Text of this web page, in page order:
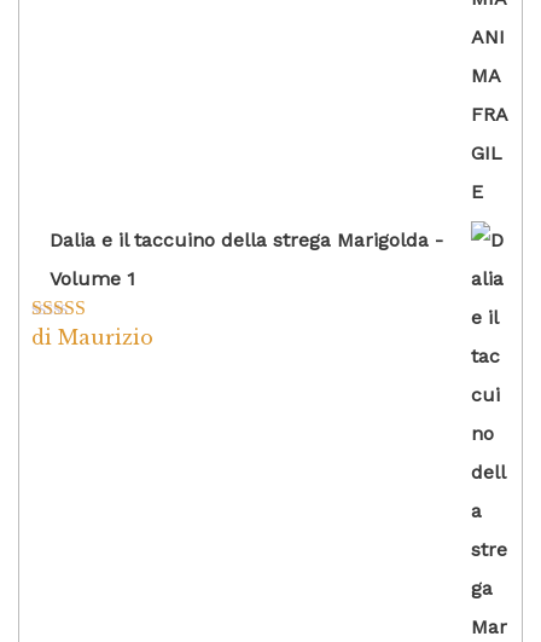
Dalia e il taccuino della strega Marigolda -
Volume 1
Valutato4
di Maurizio